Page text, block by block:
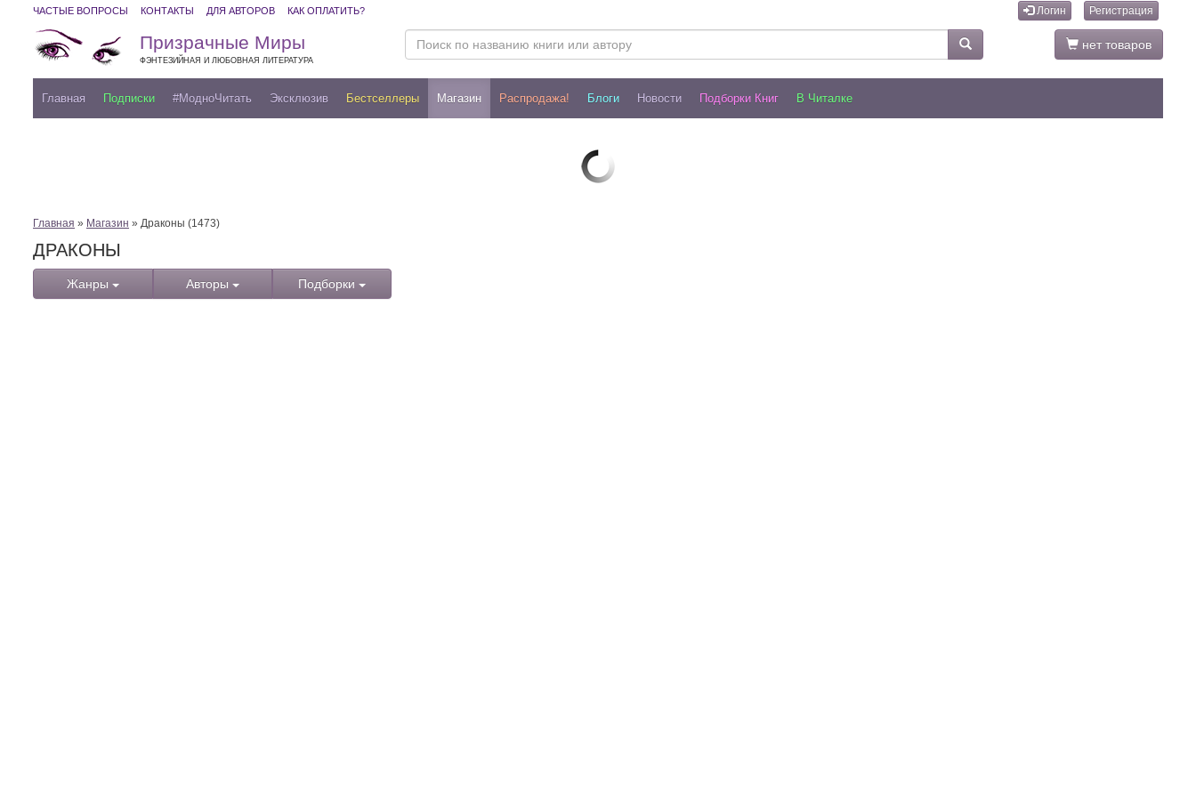
ЧАСТЫЕ ВОПРОСЫ КОНТАКТЫ ДЛЯ АВТОРОВ КАК ОПЛАТИТЬ? Логин Регистрация
Призрачные Миры
ФЭНТЕЗИЙНАЯ И ЛЮБОВНАЯ ЛИТЕРАТУРА
нет товаров
Главная Подписки #МодноЧитать Эксклюзив Бестселлеры Магазин Распродажа! Блоги Новости Подборки Книг В Читалке
Главная » Магазин » Драконы (1473)
ДРАКОНЫ
Жанры Авторы Подборки